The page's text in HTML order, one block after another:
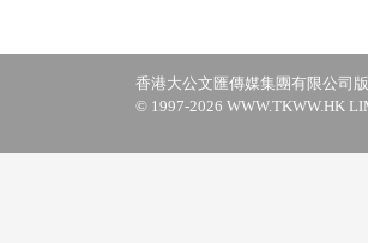
香港大公文匯傳媒集團有限公司
© 1997-2026 WWW.TKWW.HK